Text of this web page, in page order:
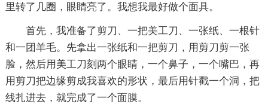
里转了几圈，眼睛亮了。我想我最好做个面具。
首先，我准备了剪刀、一把美工刀、一张纸、一根针
和一团羊毛。先拿出一张纸和一把剪刀，用剪刀剪一张
脸，然后用美工刀刻两个眼睛，一个鼻子，一个嘴巴，再
用剪刀把边缘剪成我喜欢的形状，最后用针戳一个洞，把
线扎进去，就完成了一个面膜。